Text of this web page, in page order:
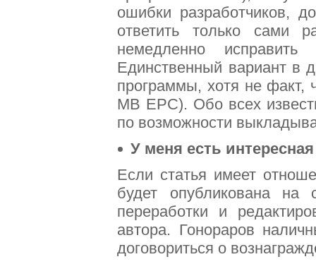
ошибки разработчиков,
ответить только сами
немедленно
Единственный вариант в
программы, хотя не факт,
MB EPC). Обо всех
по возможности
У меня есть
Если статья имеет
будет опубликована
переработки и
автора. Гонораров
договориться о